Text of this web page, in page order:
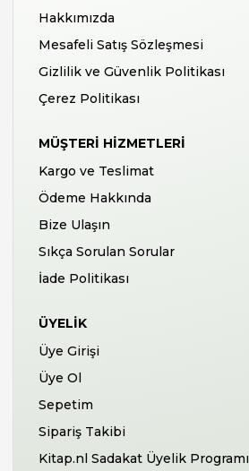
Hakkımızda
Mesafeli Satış Sözleşmesi
Gizlilik ve Güvenlik Politikası
Çerez Politikası
MÜŞTERI HIZMETLERI
Kargo ve Teslimat
Ödeme Hakkında
Bize Ulaşın
Sıkça Sorulan Sorular
İade Politikası
ÜYELIK
Üye Girişi
Üye Ol
Sepetim
Sipariş Takibi
Kitap.nl Sadakat Üyelik Programı